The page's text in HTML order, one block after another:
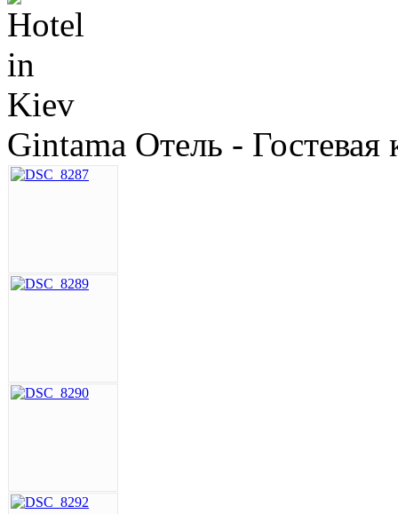
Gintama Отель - Гостевая